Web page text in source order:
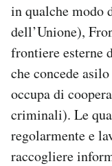
in qualche
dell’Unione),
frontiere esterne
che concede
occupa di
criminali). Le
regolarmente e
raccogliere